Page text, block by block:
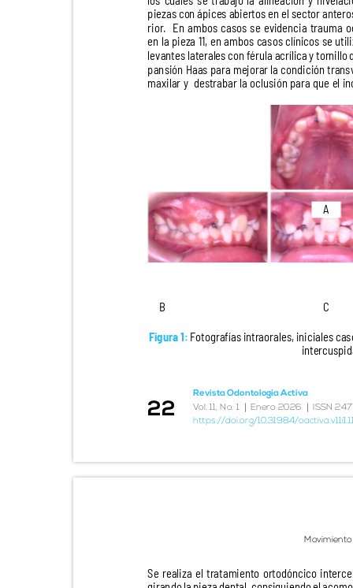
piezas con ápices abiertos en el sector
rior. En ambos casos se evidencia trauma
en la pieza 11, en ambos casos clínicos se
levantes laterales con férula acrílica y
pansión Haas para mejorar la condición
maxilar y destrabar la oclusión para que el
A
B C
Figura 1: Fotografías intraorales, iniciales
Revista Odontología Activa
Vol. 11, No. 1 |Enero 2026 |ISSN
https://doi.org/10.31984/
22
Se realiza el tratamiento ortodóncico